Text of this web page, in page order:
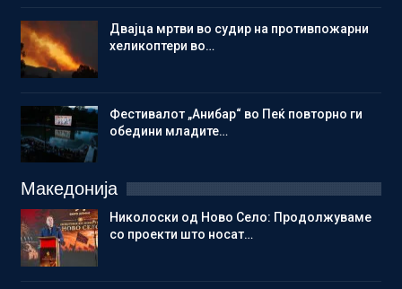
Двајца мртви во судир на противпожарни
хеликоптери во…
Фестивалот „Анибар“ во Пеќ повторно ги
обедини младите…
Македонија
Николоски од Ново Село: Продолжуваме
со проекти што носат…